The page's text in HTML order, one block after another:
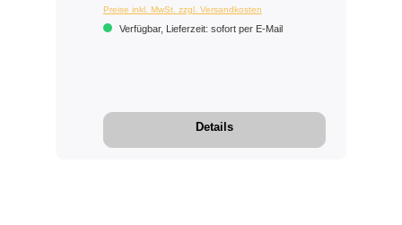
Preise inkl. MwSt. zzgl. Versandkosten
Verfügbar, Lieferzeit: sofort per E-Mail
Details